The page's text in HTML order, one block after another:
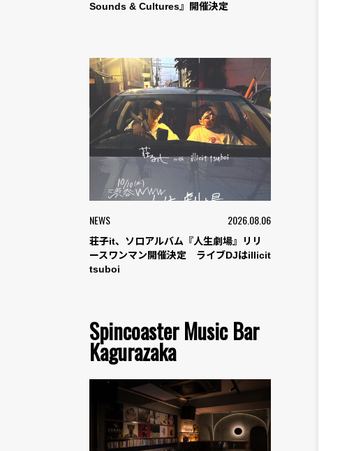
Sounds & Cultures』開催決定
NEWS 2026.08.06
荘子it、ソロアルバム『人生劇場』リリ
ースワンマン開催決定 ライブDJはillicit
tsuboi
Spincoaster Music Bar
Kagurazaka